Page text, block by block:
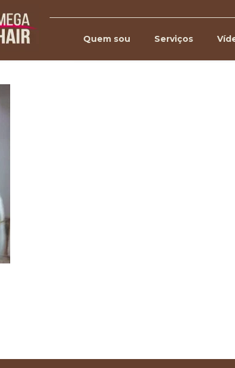
Quem sou Serviços